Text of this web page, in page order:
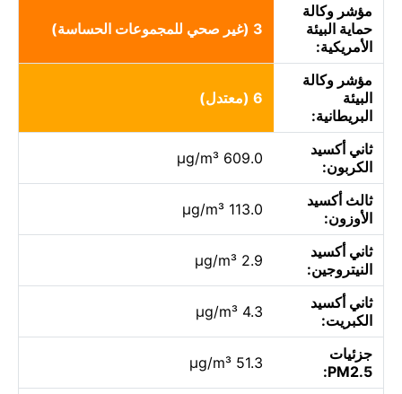
مؤشر وكالة
حماية البيئة
الأمريكية:
3 (غير صحي للمجموعات الحساسة)
مؤشر وكالة
البيئة
البريطانية:
6 (معتدل)
ثاني أكسيد
الكربون:
609.0 µg/m³
ثالث أكسيد
الأوزون:
113.0 µg/m³
ثاني أكسيد
النيتروجين:
2.9 µg/m³
ثاني أكسيد
الكبريت:
4.3 µg/m³
جزئيات
PM2.5:
51.3 µg/m³